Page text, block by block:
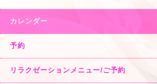
カレンダー
予約
リラクゼーションメニュー/ご予約